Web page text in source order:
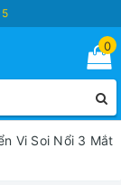
0
Vi Soi Nổi 3 Mắt